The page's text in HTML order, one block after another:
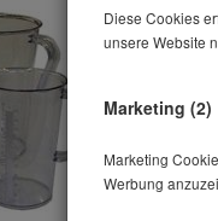
Diese Cookies
unsere Website
Marketing (2)
Marketing
Werbung